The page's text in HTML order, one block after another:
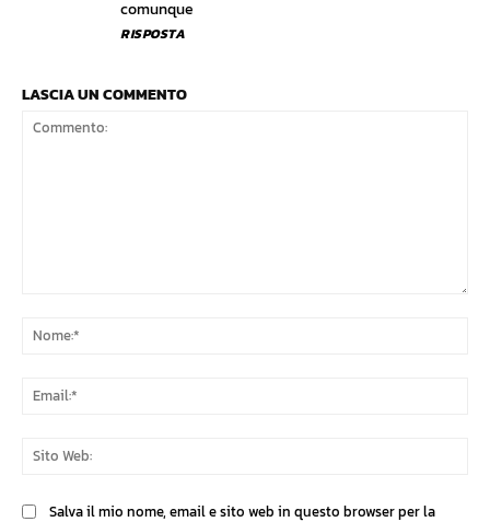
comunque
RISPOSTA
LASCIA UN COMMENTO
Salva il mio nome, email e sito web in questo browser per la